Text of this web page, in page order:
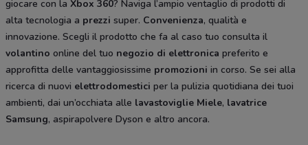
giocare con la Xbox 360? Naviga l’ampio ventaglio di prodotti di
alta tecnologia a prezzi super. Convenienza, qualità e
innovazione. Scegli il prodotto che fa al caso tuo consulta il
volantino online del tuo negozio di elettronica preferito e
approfitta delle vantaggiosissime promozioni in corso. Se sei alla
ricerca di nuovi elettrodomestici per la pulizia quotidiana dei tuoi
ambienti, dai un’occhiata alle lavastoviglie Miele, lavatrice
Samsung, aspirapolvere Dyson e altro ancora.